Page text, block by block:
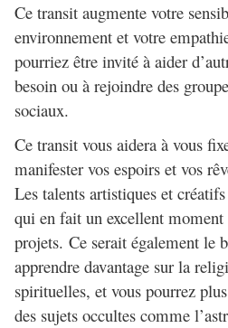
Ce transit augmente votre
environnement et votre
pourriez être invité à aider
besoin ou à rejoindre des
sociaux.
Ce transit vous aidera à vous
manifester vos espoirs et vos
Les talents artistiques et
qui en fait un excellent
projets. Ce serait également le
apprendre davantage sur la
spirituelles, et vous pourrez
des sujets occultes comme